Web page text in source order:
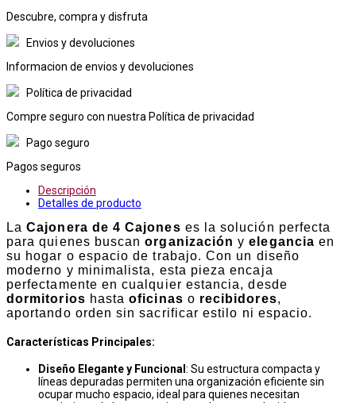
Descubre, compra y disfruta
Envios y devoluciones
Informacion de envios y devoluciones
Política de privacidad
Compre seguro con nuestra Política de privacidad
Pago seguro
Pagos seguros
Descripción
Detalles de producto
LaCajonera de 4 Cajones es la solución perfecta
para quienes buscanorganización yelegancia en
su hogar o espacio de trabajo. Con un diseño
moderno y minimalista, esta pieza encaja
perfectamente en cualquier estancia, desde
dormitorios hastaoficinas o recibidores,
aportando orden sin sacrificar estilo ni espacio.
Características Principales:
Diseño Elegante y Funcional : Su estructura compacta y
líneas depuradas permiten una organización eficiente sin
ocupar mucho espacio, ideal para quienes necesitan